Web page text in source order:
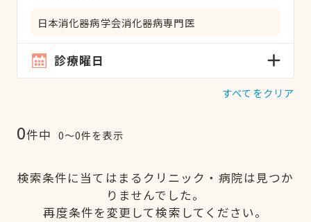
日本消化器病学会消化器病専門医
診療曜日
すべてをクリア
0件中 0〜0件を表示
検索条件に当てはまるクリニック・病院は見つか
りませんでした。
再度条件を変更して検索してください。